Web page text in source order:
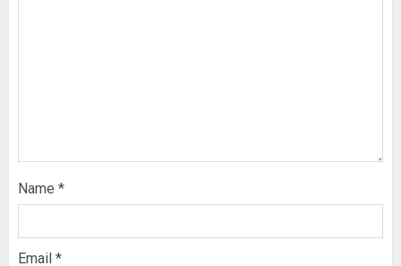
Name *
Email *